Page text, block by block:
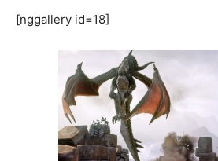
[nggallery id=18]